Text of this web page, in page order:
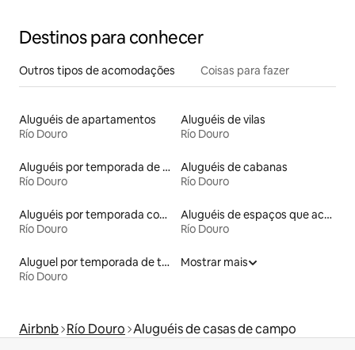
Destinos para conhecer
Outros tipos de acomodações Coisas para fazer
Aluguéis de apartamentos
Río Douro
Aluguéis de vilas
Río Douro
Aluguéis por temporada de acomodações de luxo
Río Douro
Aluguéis de cabanas
Río Douro
Aluguéis por temporada com cama de altura acessível
Río Douro
Aluguéis de espaços que aceitam animais de estimação
Río Douro
Aluguel por temporada de tendas
Río Douro
Mostrar mais
Airbnb Río Douro Aluguéis de casas de campo